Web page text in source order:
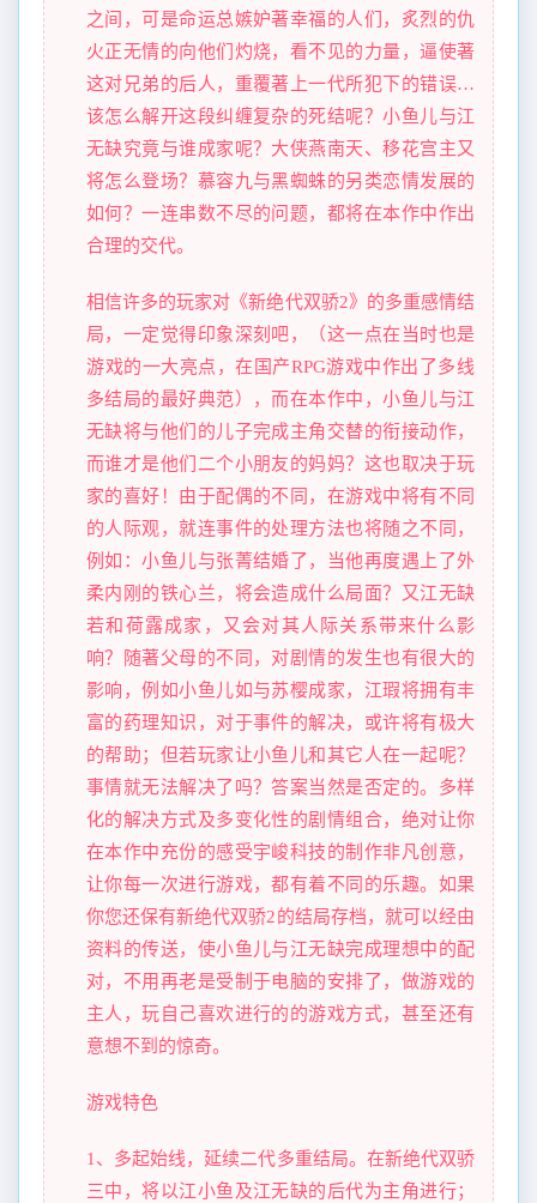
之间，可是命运总嫉妒著幸福的人们，炙烈的仇
火正无情的向他们灼烧，看不见的力量，逼使著
这对兄弟的后人，重覆著上一代所犯下的错误…
该怎么解开这段纠缠复杂的死结呢？小鱼儿与江
无缺究竟与谁成家呢？大侠燕南天、移花宫主又
将怎么登场？慕容九与黑蜘蛛的另类恋情发展的
如何？一连串数不尽的问题，都将在本作中作出
合理的交代。
相信许多的玩家对《新绝代双骄2》的多重感情结
局，一定觉得印象深刻吧，（这一点在当时也是
游戏的一大亮点，在国产RPG游戏中作出了多线
多结局的最好典范），而在本作中，小鱼儿与江
无缺将与他们的儿子完成主角交替的衔接动作，
而谁才是他们二个小朋友的妈妈？这也取决于玩
家的喜好！由于配偶的不同，在游戏中将有不同
的人际观，就连事件的处理方法也将随之不同，
例如：小鱼儿与张菁结婚了，当他再度遇上了外
柔内刚的铁心兰，将会造成什么局面？又江无缺
若和荷露成家，又会对其人际关系带来什么影
响？随著父母的不同，对剧情的发生也有很大的
影响，例如小鱼儿如与苏樱成家，江瑕将拥有丰
富的药理知识，对于事件的解决，或许将有极大
的帮助；但若玩家让小鱼儿和其它人在一起呢？
事情就无法解决了吗？答案当然是否定的。多样
化的解决方式及多变化性的剧情组合，绝对让你
在本作中充份的感受宇峻科技的制作非凡创意，
让你每一次进行游戏，都有着不同的乐趣。如果
你您还保有新绝代双骄2的结局存档，就可以经由
资料的传送，使小鱼儿与江无缺完成理想中的配
对，不用再老是受制于电脑的安排了，做游戏的
主人，玩自己喜欢进行的的游戏方式，甚至还有
意想不到的惊奇。
游戏特色
1、多起始线，延续二代多重结局。在新绝代双骄
三中，将以江小鱼及江无缺的后代为主角进行；